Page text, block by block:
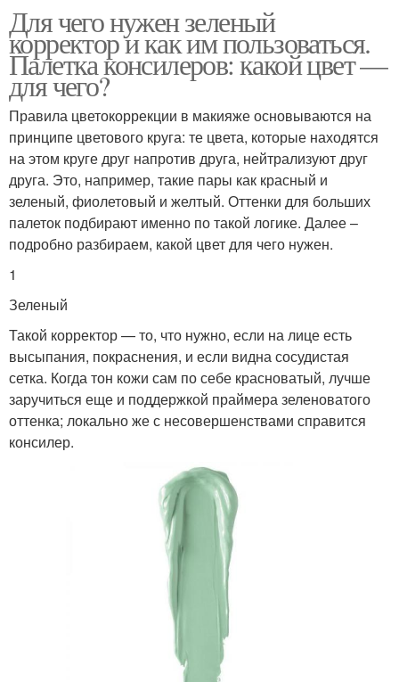
Для чего нужен зеленый
корректор и как им пользоваться.
Палетка консилеров: какой цвет —
для чего?
Правила цветокоррекции в макияже основываются на
принципе цветового круга: те цвета, которые находятся
на этом круге друг напротив друга, нейтрализуют друг
друга. Это, например, такие пары как красный и
зеленый, фиолетовый и желтый. Оттенки для больших
палеток подбирают именно по такой логике. Далее –
подробно разбираем, какой цвет для чего нужен.
1
Зеленый
Такой корректор — то, что нужно, если на лице есть
высыпания, покраснения, и если видна сосудистая
сетка. Когда тон кожи сам по себе красноватый, лучше
заручиться еще и поддержкой праймера зеленоватого
оттенка; локально же с несовершенствами справится
консилер.